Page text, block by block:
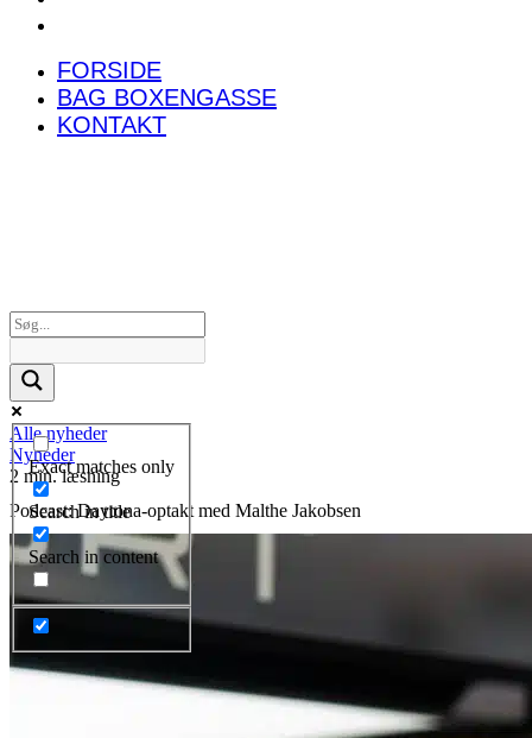
FORSIDE
BAG BOXENGASSE
KONTAKT
Exact matches only
Search in title
Search in content
Alle nyheder
Nyheder
2 min. læsning
Podcast: Daytona-optakt med Malthe Jakobsen